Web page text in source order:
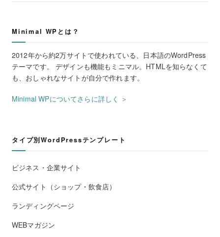
Minimal WPとは？
2012年から約2万サイトで使われている、日本語のWordPress
テーマです。 デザインも機能もミニマル。HTMLを知らなくて
も、おしゃれなサイトが自分で作れます。
Minimal WPについてさらに詳しく ＞
タイプ別WordPressテンプレート
ビジネス・企業サイト
公式サイト（ショップ・飲食店）
ランディングページ
WEBマガジン